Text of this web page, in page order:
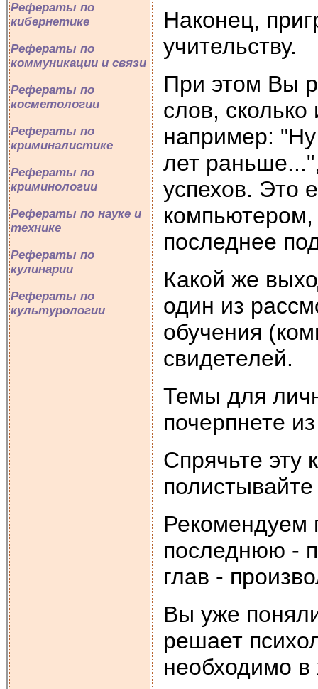
Рефераты по
кибернетике
Рефераты по
коммуникации и связи
Рефераты по
косметологии
Рефераты по
криминалистике
Рефераты по
криминологии
Рефераты по науке и
технике
Рефераты по
кулинарии
Рефераты по
культурологии
Наконец,
учительству.
При этом Вы
слов,
например:
лет
успехов. Это
компьютером,
последнее
Какой же
один из
обучения
свидетелей.
Темы для
почерпнете
Спрячьте эту
Рекомендуем
последнюю -
глав -
Вы уже
решает
необходимо